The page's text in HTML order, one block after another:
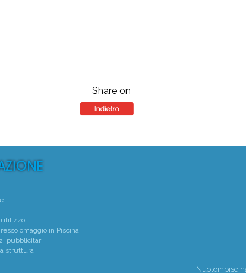
Share on
utilizzo
omaggio in Piscina
pubblicitari
struttura